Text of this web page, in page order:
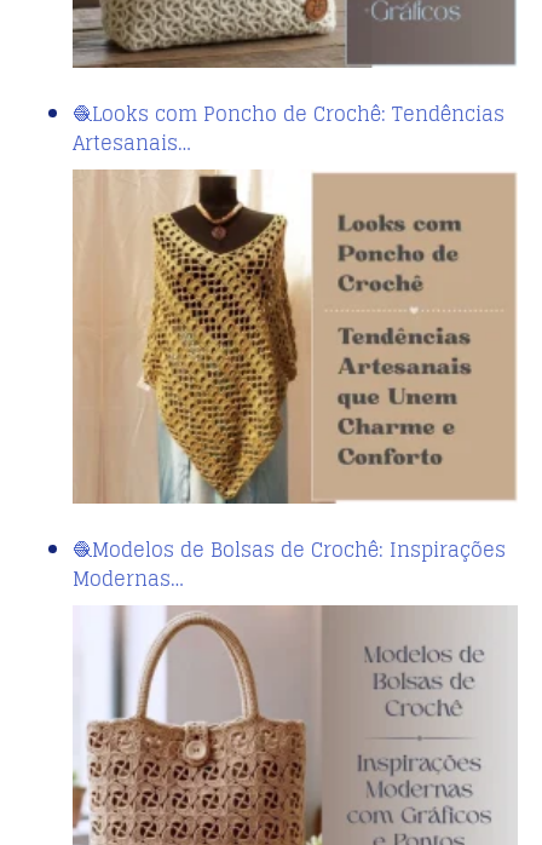
🧶Looks com Poncho de Crochê: Tendências
Artesanais…
🧶Modelos de Bolsas de Crochê: Inspirações
Modernas…